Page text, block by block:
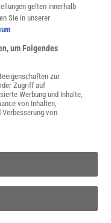
gelten innerhalb
Sie in unserer
um Folgendes
zur
Zugriff auf
Werbung und Inhalte,
von Inhalten,
von